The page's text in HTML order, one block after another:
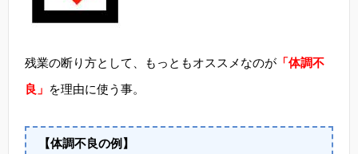
残業の断り方として、もっともオススメなのが 「体調不
良」 を理由に使う事。
【体調不良の例】